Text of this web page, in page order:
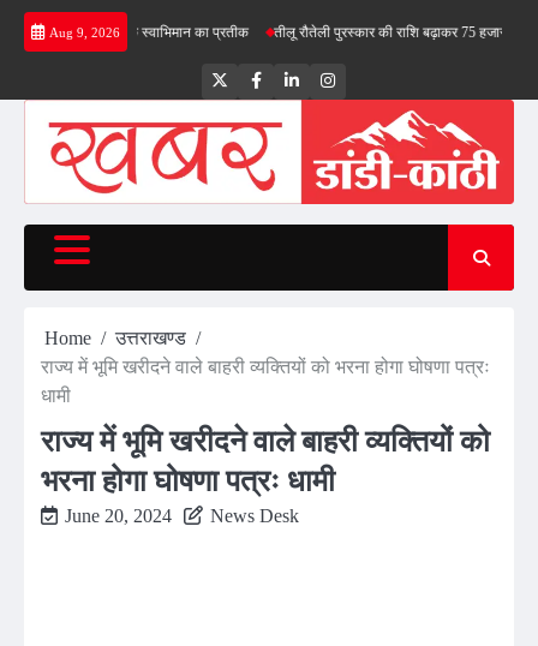
Skip
Aug 9, 2026
तिरंगा देश के स्वाभिमान का प्रतीक तीलू रौतेली पुरस्कार की राशि बढ़ाकर 75 हजार रुपये की
TwitterFacebookLinkedInInstagram
Home
उत्तराखण्ड
राज्य में भूमि खरीदने वाले बाहरी व्यक्तियों को भरना होगा घोषणा पत्रः
धामी
राज्य में भूमि खरीदने वाले बाहरी व्यक्तियों को
भरना होगा घोषणा पत्रः धामी
June 20, 2024 News Desk